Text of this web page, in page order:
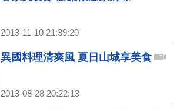
2013-11-10 21:39:20
異國料理清爽風 夏日山城享美食
2013-08-28 20:22:13